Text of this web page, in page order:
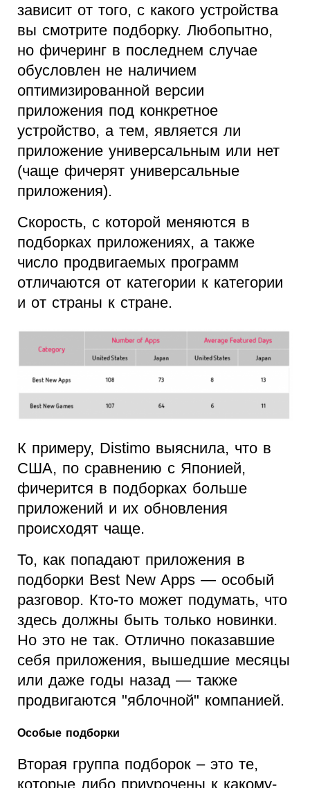
зависит от того, с какого устройства
вы смотрите подборку. Любопытно,
но фичеринг в последнем случае
обусловлен не наличием
оптимизированной версии
приложения под конкретное
устройство, а тем, является ли
приложение универсальным или нет
(чаще фичерят универсальные
приложения).
Скорость, с которой меняются в
подборках приложениях, а также
число продвигаемых программ
отличаются от категории к категории
и от страны к стране.
К примеру, Distimo выяснила, что в
США, по сравнению с Японией,
фичерится в подборках больше
приложений и их обновления
происходят чаще.
То, как попадают приложения в
подборки Best New Apps — особый
разговор. Кто-то может подумать, что
здесь должны быть только новинки.
Но это не так. Отлично показавшие
себя приложения, вышедшие месяцы
или даже годы назад — также
продвигаются "яблочной" компанией.
Особые подборки
Вторая группа подборок – это те,
которые либо приурочены к какому-